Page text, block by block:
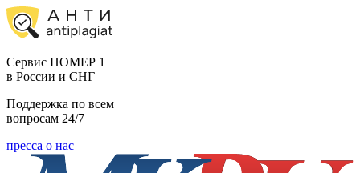
Cервис НОМЕР 1
в России и СНГ
Поддержка по всем
вопросам 24/7
пресса о нас